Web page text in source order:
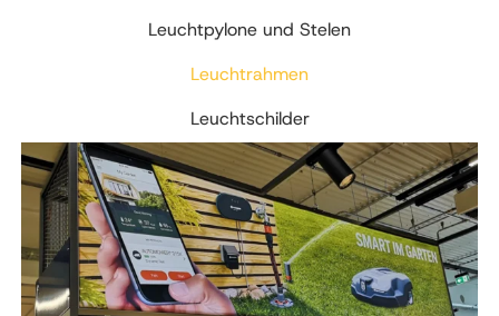
Leuchtpylone und Stelen
Leuchtrahmen
Leuchtschilder